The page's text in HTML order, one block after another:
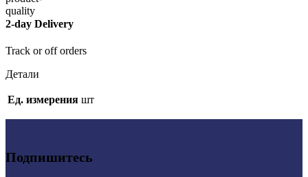
2-day Delivery
Track or off orders
Детали
Ед. измерения шт
Подпишитесь